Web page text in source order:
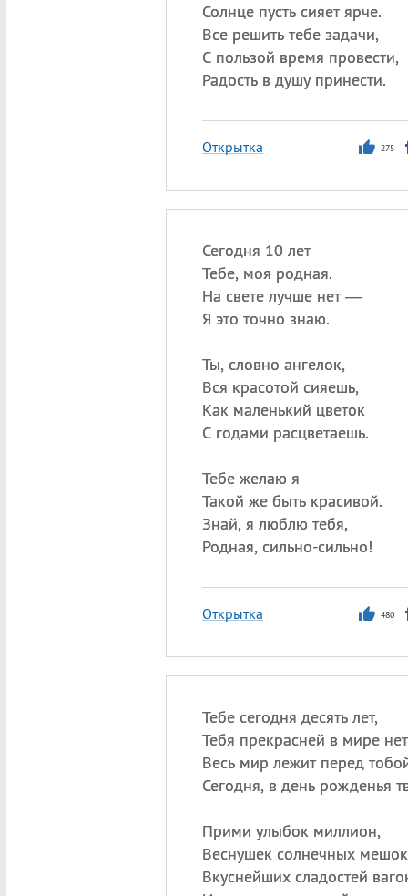
Солнце пусть сияет ярче.
Все решить тебе задачи,
С пользой время провести,
Радость в душу принести.
Открытка 275
Сегодня 10 лет
Тебе, моя родная.
На свете лучше нет —
Я это точно знаю.
Ты, словно ангелок,
Вся красотой сияешь,
Как маленький цветок
С годами расцветаешь.
Тебе желаю я
Такой же быть красивой.
Знай, я люблю тебя,
Родная, сильно-сильно!
Открытка 480
Тебе сегодня десять лет,
Тебя прекрасней в мире
Весь мир лежит перед
Сегодня, в день рожденья
Прими улыбок миллион,
Веснушек солнечных
Вкуснейших сладостей